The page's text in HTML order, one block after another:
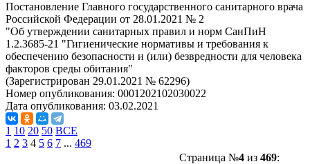
Постановление Главного государственного санитарного врача
Российской Федерации от 28.01.2021 № 2
"Об утверждении санитарных правил и норм СанПиН
1.2.3685-21 "Гигиенические нормативы и требования к
обеспечению безопасности и (или) безвредности для человека
факторов среды обитания"
(Зарегистрирован 29.01.2021 № 62296)
Номер опубликования: 0001202102030022
Дата опубликования: 03.02.2021
1 10 20 50 ВСЕ
1 2 3 4 5 6 7 ... 469
Страница №4из 469: